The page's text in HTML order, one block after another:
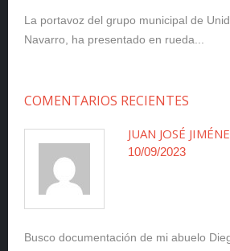
La portavoz del grupo municipal de
Navarro, ha presentado en rueda...
COMENTARIOS RECIENTES
JUAN JOSÉ
10/09/2023
Busco documentación de mi abuelo